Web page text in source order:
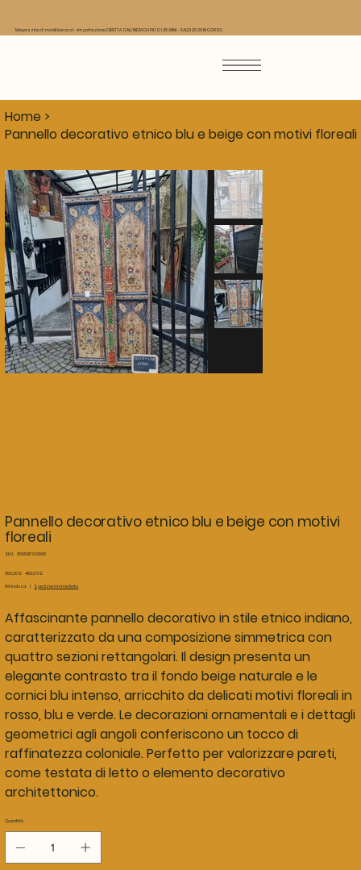
Home >
Pannello decorativo etnico blu e beige con motivi floreali
Pannello decorativo etnico blu e beige con motivi
floreali
SKU: SKU
12868
85X5X176 12868
Prezzo
originale
650,00 € Prezzo
scontato
480,00 €
IVA inclusa Spedizioni immediate
Affascinante pannello decorativo in stile etnico indiano,
caratterizzato da una composizione simmetrica con
quattro sezioni rettangolari. Il design presenta un
elegante contrasto tra il fondo beige naturale e le
cornici blu intenso, arricchito da delicati motivi floreali in
rosso, blu e verde. Le decorazioni ornamentali e i dettagli
geometrici agli angoli conferiscono un tocco di
raffinatezza coloniale. Perfetto per valorizzare pareti,
come testata di letto o elemento decorativo
architettonico.
Quantità
Magazzino di mobili low cost - Importazione DIRETTA DALL'INDIA DA PIU' DI 25 ANNI - SALDI 2026 IN CORSO